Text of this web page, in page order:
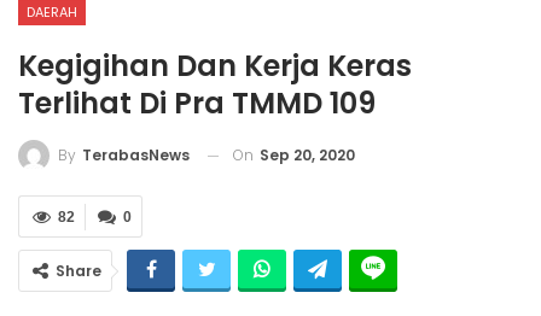
DAERAH
Kegigihan Dan Kerja Keras
Terlihat Di Pra TMMD 109
By TerabasNews On Sep 20, 2020
0
82
Share